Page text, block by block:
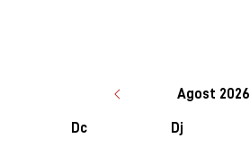
Agost 2026
Dc Dj